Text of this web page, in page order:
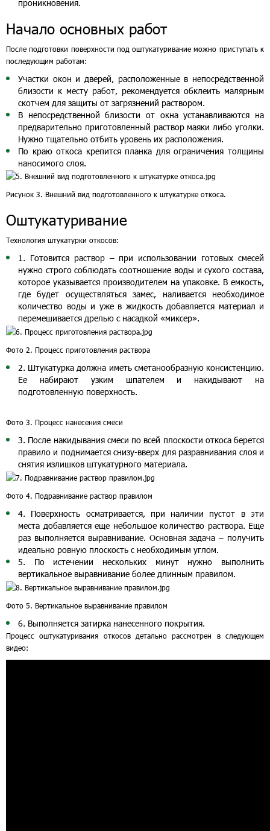
проникновения.
Начало основных работ
После подготовки поверхности под оштукатуривание можно приступать к
последующим работам:
Участки окон и дверей, расположенные в непосредственной
близости к месту работ, рекомендуется обклеить малярным
скотчем для защиты от загрязнений раствором.
В непосредственной близости от окна устанавливаются на
предварительно приготовленный раствор маяки либо уголки.
Нужно тщательно отбить уровень их расположения.
По краю откоса крепится планка для ограничения толщины
наносимого слоя.
Рисунок 3. Внешний вид подготовленного к штукатурке откоса.
Оштукатуривание
Технология штукатурки откосов:
1. Готовится раствор – при использовании готовых смесей
нужно строго соблюдать соотношение воды и сухого состава,
которое указывается производителем на упаковке. В емкость,
где будет осуществляться замес, наливается необходимое
количество воды и уже в жидкость добавляется материал и
перемешивается дрелью с насадкой «миксер».
Фото 2. Процесс приготовления раствора
2. Штукатурка должна иметь сметанообразную консистенцию.
Ее набирают узким шпателем и накидывают на
подготовленную поверхность.
Фото 3. Процесс нанесения смеси
3. После накидывания смеси по всей плоскости откоса берется
правило и поднимается снизу-вверх для разравнивания слоя и
снятия излишков штукатурного материала.
Фото 4. Подравнивание раствор правилом
4. Поверхность осматривается, при наличии пустот в эти
места добавляется еще небольшое количество раствора. Еще
раз выполняется выравнивание. Основная задача – получить
идеально ровную плоскость с необходимым углом.
5. По истечении нескольких минут нужно выполнить
вертикальное выравнивание более длинным правилом.
Фото 5. Вертикальное выравнивание правилом
6. Выполняется затирка нанесенного покрытия.
Процесс оштукатуривания откосов детально рассмотрен в следующем
видео: